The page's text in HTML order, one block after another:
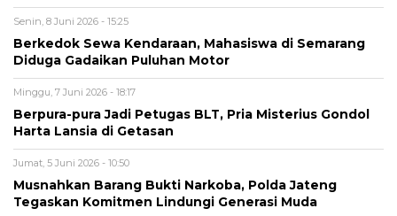
Senin, 8 Juni 2026 - 15:25
Berkedok Sewa Kendaraan, Mahasiswa di Semarang
Diduga Gadaikan Puluhan Motor
Minggu, 7 Juni 2026 - 18:17
Berpura-pura Jadi Petugas BLT, Pria Misterius Gondol
Harta Lansia di Getasan
Jumat, 5 Juni 2026 - 10:50
Musnahkan Barang Bukti Narkoba, Polda Jateng
Tegaskan Komitmen Lindungi Generasi Muda